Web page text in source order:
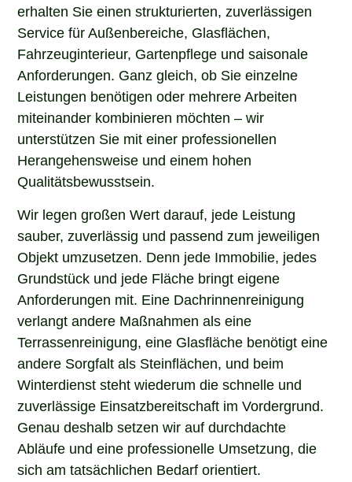
erhalten Sie einen strukturierten, zuverlässigen
Service für Außenbereiche, Glasflächen,
Fahrzeuginterieur, Gartenpflege und saisonale
Anforderungen. Ganz gleich, ob Sie einzelne
Leistungen benötigen oder mehrere Arbeiten
miteinander kombinieren möchten – wir
unterstützen Sie mit einer professionellen
Herangehensweise und einem hohen
Qualitätsbewusstsein.
Wir legen großen Wert darauf, jede Leistung
sauber, zuverlässig und passend zum jeweiligen
Objekt umzusetzen. Denn jede Immobilie, jedes
Grundstück und jede Fläche bringt eigene
Anforderungen mit. Eine Dachrinnenreinigung
verlangt andere Maßnahmen als eine
Terrassenreinigung, eine Glasfläche benötigt eine
andere Sorgfalt als Steinflächen, und beim
Winterdienst steht wiederum die schnelle und
zuverlässige Einsatzbereitschaft im Vordergrund.
Genau deshalb setzen wir auf durchdachte
Abläufe und eine professionelle Umsetzung, die
sich am tatsächlichen Bedarf orientiert.